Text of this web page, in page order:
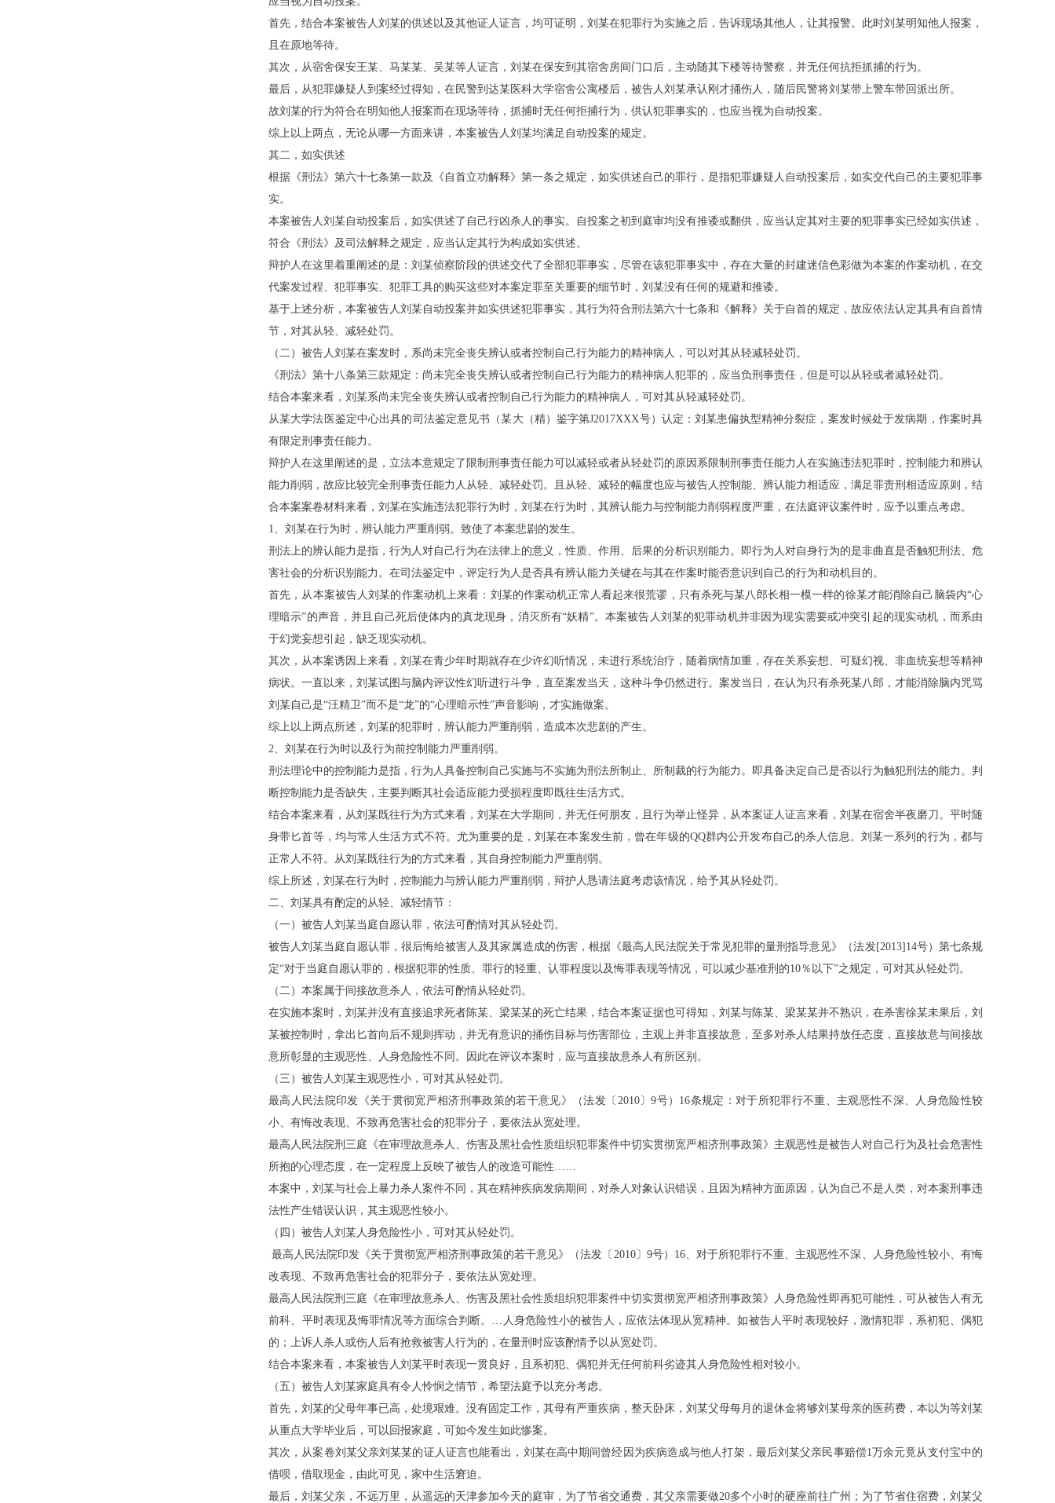
首先，结合本案被告人刘 某的供述以及其他证人证言，均可证明，刘 某在犯罪行为实施之后，告诉现场其他人，让其报警。此时刘 某明知他人报案，
且在原地等待。
其次，从宿舍保安王某、马某某、吴某等人证言，刘 某在保安到其宿舍房间门口后，主动随其下楼等待警察，并无任何抗拒抓捕的行为。
最后，从犯罪嫌疑人到案经过得知，在民警到达某 医科大学宿舍公寓楼后，被告人刘 某承认刚才捅伤人，随后民警将刘 某带上警车带回派出所。
故刘 某的行为符合在明知他人报案而在现场等待，抓捕时无任何拒捕行为，供认犯罪事实的，也应当视为自动投案。
综上以上两点，无论从哪一方面来讲，本案被告人刘 某均满足自动投案的规定。
其二，如实供述
根据《刑法》第六十七条第一款及《自首立功解释》第一条之规定，如实供述自己的罪行，是指犯罪嫌疑人自动投案后，如实交代自己的主要犯罪事
实。
本案被告人刘 某自动投案后，如实供述了自己行凶杀人的事实。自投案之初到庭审均没有推诿或翻供，应当认定其对主要的犯罪事实已经如实供述，
符合《刑法》及司法解释之规定，应当认定其行为构成如实供述。
辩护人在这里着重阐述的是：刘 某侦察阶段的供述交代了全部犯罪事实，尽管在该犯罪事实中，存在大量的封建迷信色彩做为本案的作案动机，在交
代案发过程、犯罪事实、犯罪工具的购买这些对本案定罪至关重要的细节时，刘 某没有任何的规避和推诿。
基于上述分析，本案被告人刘 某自动投案并如实供述犯罪事实，其行为符合刑法第六十七条和《解释》关于自首的规定，故应依法认定其具有自首情
节，对其从轻、减轻处罚。
（二）被告人刘 某在案发时，系尚未完全丧失辨认或者控制自己行为能力的精神病人，可以对其从轻减轻处罚。
《刑法》第十八条第三款规定：尚未完全丧失辨认或者控制自己行为能力的精神病人犯罪的，应当负刑事责任，但是可以从轻或者减轻处罚。
结合本案来看，刘 某系尚未完全丧失辨认或者控制自己行为能力的精神病人，可对其从轻减轻处罚。
从某大学法医鉴定中心出具的司法鉴定意见书（某大（精）鉴字第J2017XXX号）认定：刘某患偏执型精神分裂症，案发时候处于发病期，作案时具
有限定刑事责任能力。
辩护人在这里阐述的是，立法本意规定了限制刑事责任能力可以减轻或者从轻处罚的原因系限制刑事责任能力人在实施违法犯罪时，控制能力和辨认
能力削弱，故应比较完全刑事责任能力人从轻、减轻处罚。且从轻、减轻的幅度也应与被告人控制能、辨认能力相适应，满足罪责刑相适应原则，结
合本案案卷材料来看，刘 某在实施违法犯罪行为时，刘 某在行为时，其辨认能力与控制能力削弱程度严重，在法庭评议案件时，应予以重点考虑。
1、刘 某在行为时，辨认能力严重削弱。致使了本案悲剧的发生。
刑法上的辨认能力是指，行为人对自己行为在法律上的意义，性质、作用、后果的分析识别能力。即行为人对自身行为的是非曲直是否触犯刑法、危
害社会的分析识别能力。在司法鉴定中，评定行为人是否具有辨认能力关键在与其在作案时能否意识到自己的行为和动机目的。
首先，从本案被告人刘某的作案动机上来看：刘 某的作案动机正常人看起来很荒谬，只有杀死与某八郎长相一模一样的徐某才能消除自己脑袋内“心
理暗示”的声音，并且自己死后使体内的真龙现身，消灭所有“妖精”。本案被告人刘 某的犯罪动机并非因为现实需要或冲突引起的现实动机，而系由
于幻觉妄想引起，缺乏现实动机。
其次，从本案诱因上来看，刘 某在青少年时期就存在少许幻听情况，未进行系统治疗，随着病情加重，存在关系妄想、可疑幻视、非血统妄想等精神
病状。一直以来，刘 某试图与脑内评议性幻听进行斗争，直至案发当天，这种斗争仍然进行。案发当日，在认为只有杀死某八郎，才能消除脑内咒骂
刘 某自己是“汪精卫”而不是“龙”的“心理暗示性”声音影响，才实施做案。
综上以上两点所述，刘 某的犯罪时，辨认能力严重削弱，造成本次悲剧的产生。
2、刘 某在行为时以及行为前控制能力严重削弱。
刑法理论中的控制能力是指，行为人具备控制自己实施与不实施为刑法所制止、所制裁的行为能力。即具备决定自己是否以行为触犯刑法的能力。判
断控制能力是否缺失，主要判断其社会适应能力受损程度即既往生活方式。
结合本案来看，从刘 某既往行为方式来看，刘 某在大学期间，并无任何朋友，且行为举止怪异，从本案证人证言来看，刘 某在宿舍半夜磨刀。平时随
身带匕首等，均与常人生活方式不符。尤为重要的是，刘某在本案发生前，曾在年级的QQ群内公开发布自己的杀人信息。刘 某一系列的行为，都与
正常人不符。从刘 某既往行为的方式来看，其自身控制能力严重削弱。
综上所述，刘 某在行为时，控制能力与辨认能力严重削弱，辩护人恳请法庭考虑该情况，给予其从轻处罚。
二、刘 某具有酌定的从轻、减轻情节：
（一）被告人刘 某当庭自愿认罪，依法可酌情对其从轻处罚。
被告人刘某当庭自愿认罪，很后悔给被害人及其家属造成的伤害，根据《最高人民法院关于常见犯罪的量刑指导意见》（法发[2013]14号）第七条规
定“对于当庭自愿认罪的，根据犯罪的性质、罪行的轻重、认罪程度以及悔罪表现等情况，可以减少基准刑的10％以下”之规定，可对其从轻处罚。
（二）本案属于间接故意杀人，依法可酌情从轻处罚。
在实施本案时，刘 某并没有直接追求死者陈某、梁某某的死亡结果，结合本案证据也可得知，刘 某与陈某、梁某某并不熟识，在杀害徐某未果后，刘
某被控制时，拿出匕首向后不规则挥动，并无有意识的捅伤目标与伤害部位，主观上并非直接故意，至多对杀人结果持放任态度，直接故意与间接故
意所彰显的主观恶性、人身危险性不同。因此在评议本案时，应与直接故意杀人有所区别。
（三）被告人刘 某主观恶性小，可对其从轻处罚。
最高人民法院印发《关于贯彻宽严相济刑事政策的若干意见》（法发〔 2010〕9号）16条规定：对于所犯罪行不重、主观恶性不深、人身危险性较
小、有悔改表现、不致再危害社会的犯罪分子，要依法从宽处理。
最高人民法院刑三庭《在审理故意杀人、伤害及黑社会性质组织犯罪案件中切实贯彻宽严相济刑事政策》主观恶性是被告人对自己行为及社会危害性
所抱的心理态度，在一定程度上反映了被告人的改造可能性……
本案中，刘 某与社会上暴力杀人案件不同，其在精神疾病发病期间，对杀人对象认识错误，且因为精神方面原因，认为自己不是人类，对本案刑事违
法性产生错误认识，其主观恶性较小。
（四）被告人刘 某人身危险性小，可对其从轻处罚。
最高人民法院印发《关于贯彻宽严相济刑事政策的若干意见》（法发〔 2010〕9号）16、对于所犯罪行不重、主观恶性不深、人身危险性较小、有悔
改表现、不致再危害社会的犯罪分子，要依法从宽处理。
最高人民法院刑三庭《在审理故意杀人、伤害及黑社会性质组织犯罪案件中切实贯彻宽严相济刑事政策》人身危险性即再犯可能性，可从被告人有无
前科、平时表现及悔罪情况等方面综合判断。 …人身危险性小的被告人，应依法体现从宽精神。如被告人平时表现较好，激情犯罪，系初犯、偶犯
的；上诉人杀人或伤人后有抢救被害人行为的，在量刑时应该酌情予以从宽处罚。
结合本案来看，本案被告人刘 某平时表现一贯良好，且系初犯、偶犯并无任何前科劣迹其人身危险性相对较小。
（五）被告人刘 某家庭具有令人怜悯之情节，希望法庭予以充分考虑。
首先，刘 某的父母年事已高，处境艰难。没有固定工作，其母有严重疾病，整天卧床，刘 某父母每月的退休金将够刘 某母亲的医药费，本以为等刘 某
从重点大学毕业后，可以回报家庭，可如今发生如此惨案。
其次，从案卷刘 某父亲刘某某的证人证言也能看出，刘 某在高中期间曾经因为疾病造成与他人打架，最后刘某父亲民事赔偿1万余元竟从支付宝中的
借呗，借取现金，由此可见，家中生活窘迫。
最后，刘 某父亲，不远万里，从遥远的天津参加今天的庭审，为了节省交通费，其父亲需要做20多个小时的硬座前往广州；为了节省住宿费，刘 某父